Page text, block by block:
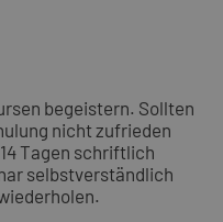
begeistern. Sollten
nicht zufrieden
Tagen schriftlich
selbstverständlich